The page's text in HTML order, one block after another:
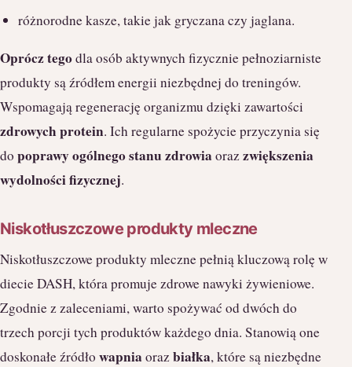
różnorodne kasze, takie jak gryczana czy jaglana.
Oprócz tegodla osób aktywnych fizycznie pełnoziarniste
produkty są źródłem energii niezbędnej do treningów.
Wspomagają regenerację organizmu dzięki zawartości
zdrowych protein. Ich regularne spożycie przyczynia się
do poprawy ogólnego stanu zdrowia orazzwiększenia
wydolności fizycznej.
Niskotłuszczowe produkty mleczne
Niskotłuszczowe produkty mleczne pełnią kluczową rolę w
diecie DASH, która promuje zdrowe nawyki żywieniowe.
Zgodnie z zaleceniami, warto spożywać od dwóch do
trzech porcji tych produktów każdego dnia. Stanowią one
doskonałe źródło wapnia orazbiałka, które są niezbędne